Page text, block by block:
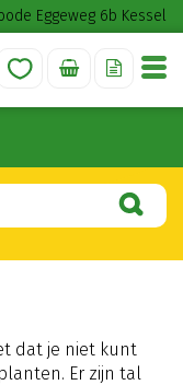
Eggeweg 6b Kessel
dat je niet kunt
Er zijn tal